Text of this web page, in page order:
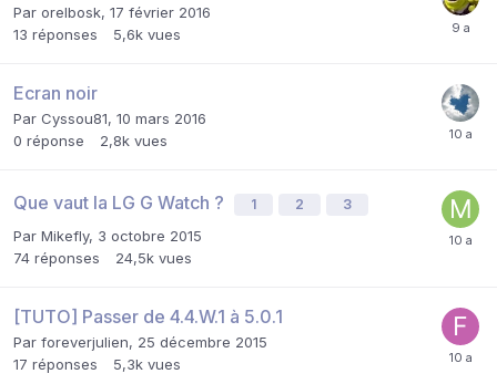
Par orelbosk, 17 février 2016
13 réponses 5,6k vues
Ecran noir
Par Cyssou81, 10 mars 2016
0 réponse 2,8k vues
Que vaut la LG G Watch ? 1 2 3
Par Mikefly, 3 octobre 2015
74 réponses 24,5k vues
[TUTO] Passer de 4.4.W.1 à 5.0.1
Par foreverjulien, 25 décembre 2015
17 réponses 5,3k vues